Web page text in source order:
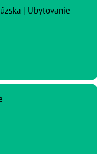
| Ubytovanie